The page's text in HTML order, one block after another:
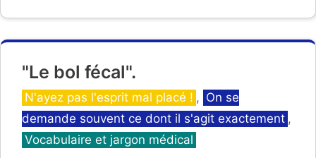
"Le bol fécal".
Catégories
N'ayez pas l'esprit mal placé ! , On se
demande souvent ce dont il s'agit exactement ,
Vocabulaire et jargon médical